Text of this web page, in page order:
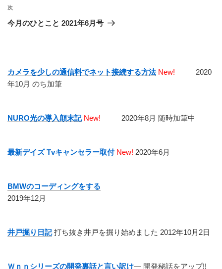
ビ
ゲ
ン
稿
次
の
次
今月のひとこと 2021年6月号
カメラを少しの通信料でネット接続する方法 New! 2020
年10月 のち加筆
NURO光の導入顛末記 New! 2020年8月 随時加筆中
最新デイズ Tvキャンセラー取付New! 2020年6月
BMWのコーディングをする
2019年12月
井戸掘り日記 打ち抜き井戸を掘り始めました 2012年10月2日
Ｗｎｎシリーズの開発裏話と言い訳け― 開発秘話をアップ!!